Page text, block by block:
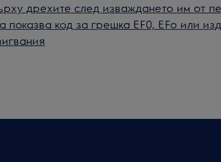
дрехите след изваждането им от
код за грешка EF0, EFo или